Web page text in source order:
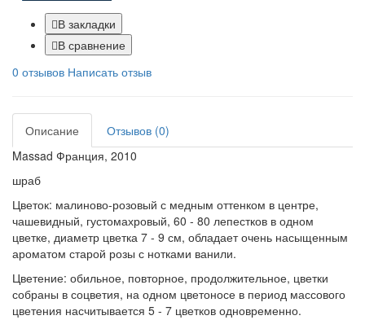
В закладки
В сравнение
0 отзывов Написать отзыв
Описание
Отзывов (0)
Massad Франция, 2010
шраб
Цветок: малиново-розовый с медным оттенком в центре,
чашевидный, густомахровый, 60 - 80 лепестков в одном
цветке, диаметр цветка 7 - 9 см, обладает очень насыщенным
ароматом старой розы с нотками ванили.
Цветение: обильное, повторное, продолжительное, цветки
собраны в соцветия, на одном цветоносе в период массового
цветения насчитывается 5 - 7 цветков одновременно.